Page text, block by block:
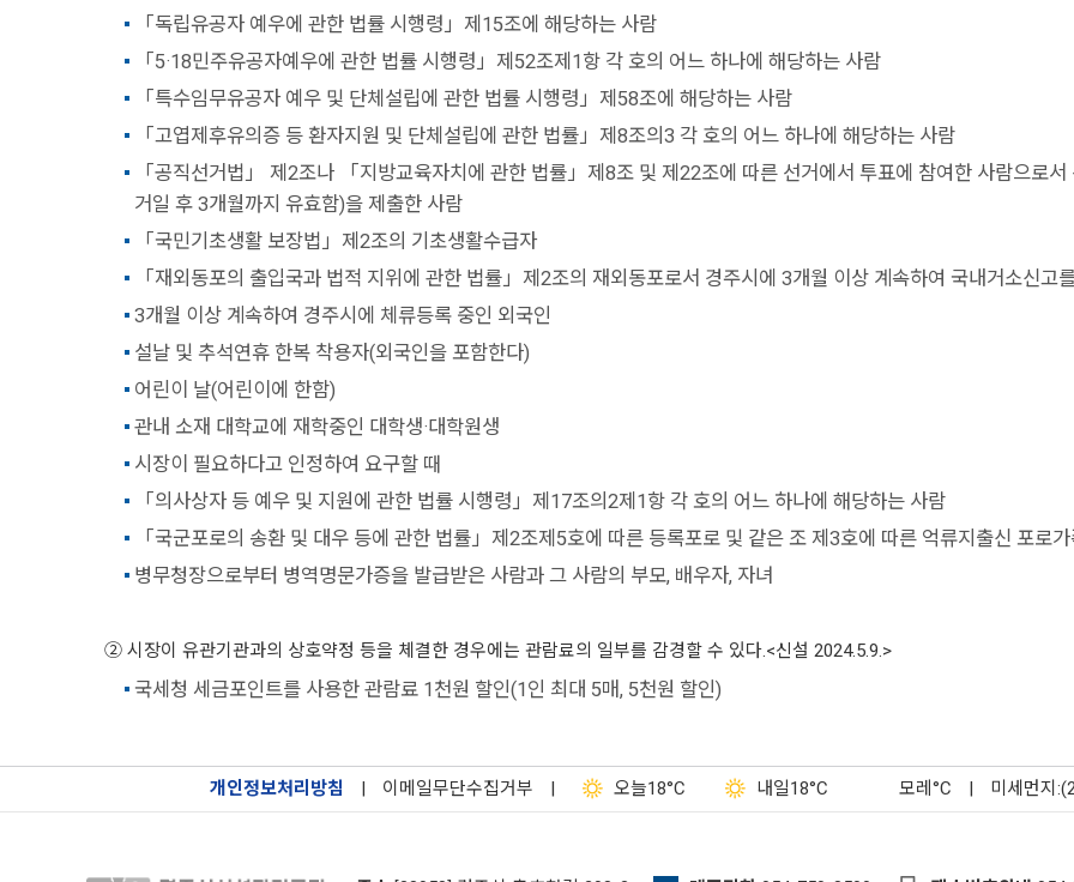
「독립유공자 예우에 관한 법률 시행령」제15조에 해당하는 사람
「5·18민주유공자예우에 관한 법률 시행령」제52조제1항 각 호의 어느 하나에 해당하는 사람
「특수임무유공자 예우 및 단체설립에 관한 법률 시행령」제58조에 해당하는 사람
「고엽제후유의증 등 환자지원 및 단체설립에 관한 법률」제8조의3 각 호의 어느 하나에 해당하는 사람
「공직선거법」 제2조나 「지방교육자치에 관한 법률」제8조 및 제22조에 따른 선거에서 투표에 참여한 사람으로
거일 후 3개월까지 유효함)을 제출한 사람
「국민기초생활 보장법」제2조의 기초생활수급자
「재외동포의 출입국과 법적 지위에 관한 법률」제2조의 재외동포로서 경주시에 3개월 이상 계속하여 국내거소신고
3개월 이상 계속하여 경주시에 체류등록 중인 외국인
설날 및 추석연휴 한복 착용자(외국인을 포함한다)
어린이 날(어린이에 한함)
관내 소재 대학교에 재학중인 대학생·대학원생
시장이 필요하다고 인정하여 요구할 때
「의사상자 등 예우 및 지원에 관한 법률 시행령」제17조의2제1항 각 호의 어느 하나에 해당하는 사람
「국군포로의 송환 및 대우 등에 관한 법률」제2조제5호에 따른 등록포로 및 같은 조 제3호에 따른 억류지출신 포로
병무청장으로부터 병역명문가증을 발급받은 사람과 그 사람의 부모, 배우자, 자녀
② 시장이 유관기관과의 상호약정 등을 체결한 경우에는 관람료의 일부를 감경할 수 있다.<신설 2024.5.9.>
국세청 세금포인트를 사용한 관람료 1천원 할인(1인 최대 5매, 5천원 할인)
개인정보처리방침 | 이메일무단수집거부 | 오늘18°C 내일18°C 모레 °C | 미세먼지